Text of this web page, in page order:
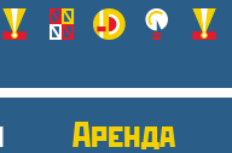
Аренда